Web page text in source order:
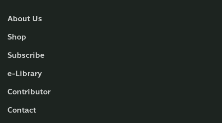
About Us
Shop
Subscribe
e-Library
Contributor
Contact